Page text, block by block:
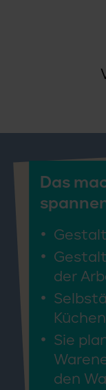
Das
der
Sie
den